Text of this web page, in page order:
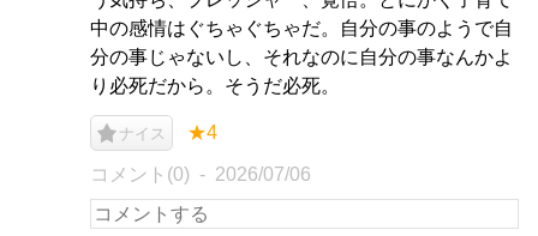
中の感情はぐちゃぐちゃだ。自分の事のようで自
分の事じゃないし、それなのに自分の事なんかよ
り必死だから。そうだ必死。
ナイス ★4
コメント(0) 2026/07/06